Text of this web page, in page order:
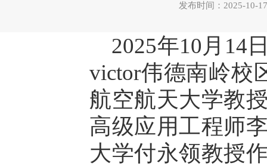
发布时间：2025-
2025年10月14
victor伟德南岭校
航空航天大学教
高级应用工程师
大学付永领教授